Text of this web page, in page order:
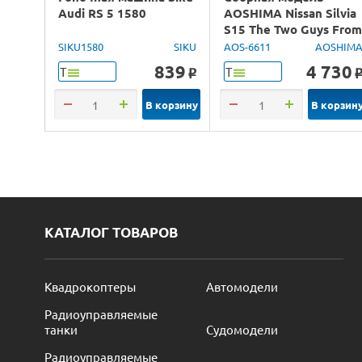
Audi RS 5 1580
SIKU1580 SIKU
Т 839 o
В корзину
AOSHIMA Nissan Silvia
S15 The Two Guys From
Tokyo, 1/24
AOS-6611 AOSHIMA
Т 4 730 o
В
КАТАЛОГ ТОВАРОВ
Квадрокоптеры
Автомодели
Радиоуправляемые
танки
Судомодели
Радиоуправляемые